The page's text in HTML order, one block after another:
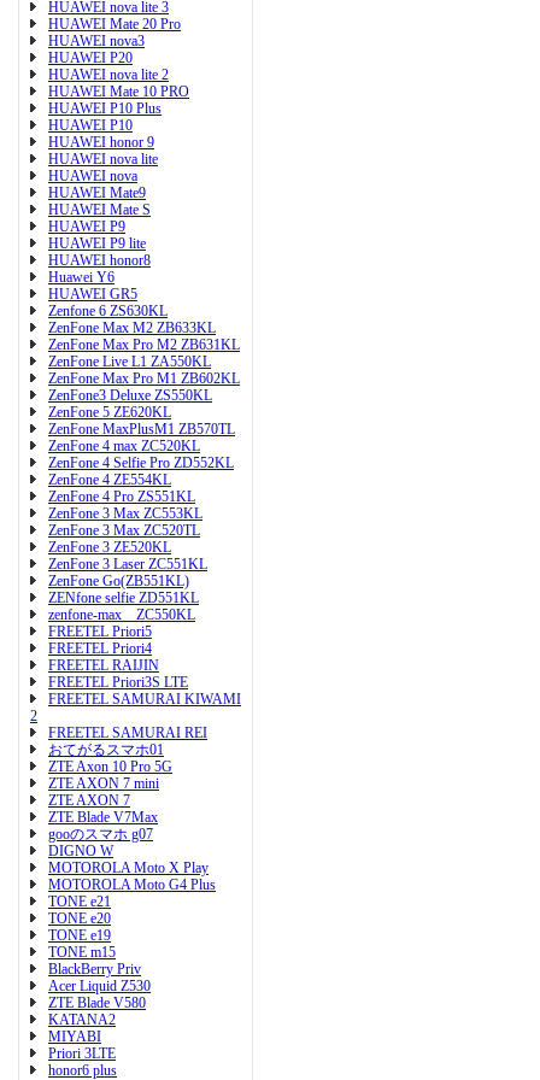
HUAWEI nova lite 3
HUAWEI Mate 20 Pro
HUAWEI nova3
HUAWEI P20
HUAWEI nova lite 2
HUAWEI Mate 10 PRO
HUAWEI P10 Plus
HUAWEI P10
HUAWEI honor 9
HUAWEI nova lite
HUAWEI nova
HUAWEI Mate9
HUAWEI Mate S
HUAWEI P9
HUAWEI P9 lite
HUAWEI honor8
Huawei Y6
HUAWEI GR5
Zenfone 6 ZS630KL
ZenFone Max M2 ZB633KL
ZenFone Max Pro M2 ZB631KL
ZenFone Live L1 ZA550KL
ZenFone Max Pro M1 ZB602KL
ZenFone3 Deluxe ZS550KL
ZenFone 5 ZE620KL
ZenFone MaxPlusM1 ZB570TL
ZenFone 4 max ZC520KL
ZenFone 4 Selfie Pro ZD552KL
ZenFone 4 ZE554KL
ZenFone 4 Pro ZS551KL
ZenFone 3 Max ZC553KL
ZenFone 3 Max ZC520TL
ZenFone 3 ZE520KL
ZenFone 3 Laser ZC551KL
ZenFone Go(ZB551KL)
ZENfone selfie ZD551KL
zenfone-max ZC550KL
FREETEL Priori5
FREETEL Priori4
FREETEL RAIJIN
FREETEL Priori3S LTE
FREETEL SAMURAI KIWAMI
2
FREETEL SAMURAI REI
おてがるスマホ01
ZTE Axon 10 Pro 5G
ZTE AXON 7 mini
ZTE AXON 7
ZTE Blade V7Max
gooのスマホ g07
DIGNO W
MOTOROLA Moto X Play
MOTOROLA Moto G4 Plus
TONE e21
TONE e20
TONE e19
TONE m15
BlackBerry Priv
Acer Liquid Z530
ZTE Blade V580
KATANA2
MIYABI
Priori 3LTE
honor6 plus